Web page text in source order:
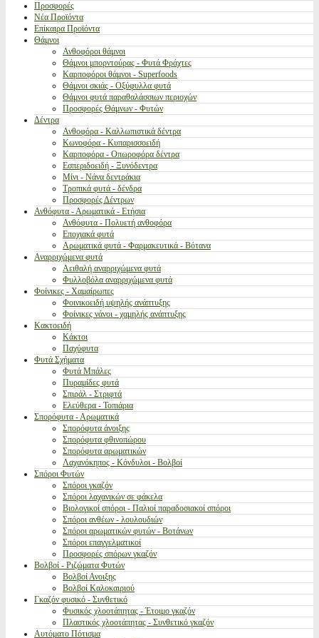
Προσφορές
Νέα Προϊόντα
Επίκαιρα Προϊόντα
Θάμνοι
Ανθοφόροι θάμνοι
Θάμνοι μπορντούρας - Φυτά Φράχτες
Καρποφόροι θάμνοι - Superfoods
Θάμνοι σκιάς - Οξύφυλλα φυτά
Θάμνοι φυτά παραθαλάσσιων περιοχών
Προσφορές Θάμνων - Φυτών
Δέντρα
Ανθοφόρα - Καλλωπιστικά δέντρα
Κωνοφόρα - Κυπαρισσοειδή
Καρποφόρα - Οπωροφόρα δέντρα
Εσπεριδοειδή - Ξυνόδεντρα
Μίνι - Νάνα δεντράκια
Τροπικά φυτά - δένδρα
Προσφορές Δέντρων
Ανθόφυτα - Αρωματικά - Ετήσια
Ανθόφυτα - Πολυετή ανθοφόρα
Εποχιακά φυτά
Αρωματικά φυτά - Φαρμακευτικά - Βότανα
Αναρριχώμενα φυτά
Αειθαλή αναρριχώμενα φυτά
Φυλλοβόλα αναρριχώμενα φυτά
Φοίνικες - Χαμαίρωπες
Φοινικοειδή υψηλής ανάπτυξης
Φοίνικες νάνοι - χαμηλής ανάπτυξης
Κακτοειδή
Κάκτοι
Παχύφυτα
Φυτά Σχήματα
Φυτά Μπάλες
Πυραμίδες φυτά
Σπιράλ - Στριφτά
Ελεύθερα - Τοπιάρια
Σπορόφυτα - Αρωματικά
Σπορόφυτα άνοιξης
Σπορόφυτα φθινοπώρου
Σπορόφυτα αρωματικών
Λαχανόκηπος - Κόνδυλοι - Βολβοί
Σπόροι Φυτών
Σπόροι γκαζόν
Σπόροι λαχανικών σε φάκελα
Βιολογικοί σπόροι - Παλιοί παραδοσιακοί σπόροι
Σπόροι ανθέων - λουλουδιών
Σπόροι αρωματικών φυτών - Βοτάνων
Σπόροι επαγγελματικοί
Προσφορές σπόρων γκαζόν
Βολβοί - Ριζώματα Φυτών
Βολβοί Ανοιξης
Βολβοί Καλοκαιριού
Γκαζόν φυσικό - Συνθετικό
Φυσικός χλοοτάπητας - Έτοιμο γκαζόν
Πλαστικός χλοοτάπητας - Συνθετικό γκαζόν
Αυτόματο Πότισμα